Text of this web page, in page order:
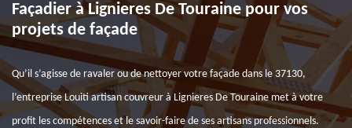
Façadier à Lignieres De Touraine pour vos
projets de façade
Qu’il s’agisse de ravaler ou de nettoyer votre façade dans le 37130,
l’entreprise Louiti artisan couvreur à Lignieres De Touraine met à votre
profit les compétences et le savoir-faire de ses artisans professionnels.